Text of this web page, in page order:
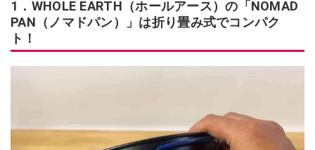
1．WHOLE EARTH（ホールアース）の「NOMAD
PAN（ノマドパン）」は折り畳み式でコンパク
ト！